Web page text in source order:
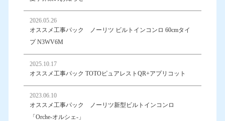
2026.05.26
オススメ工事パック ノーリツ ビルトインコンロ 60cmタイ
プ N3WV6M
2025.10.17
オススメ工事パック TOTOピュアレストQR+アプリコット
2023.06.10
オススメ工事パック ノーリツ新型ビルトインコンロ
「Orche-オルシェ-」